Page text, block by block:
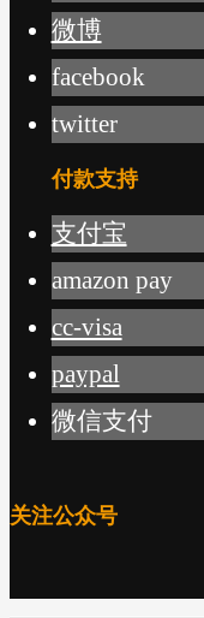
微博
facebook
twitter
付款支持
支付宝
amazon pay
cc-visa
paypal
微信支付
关注公众号